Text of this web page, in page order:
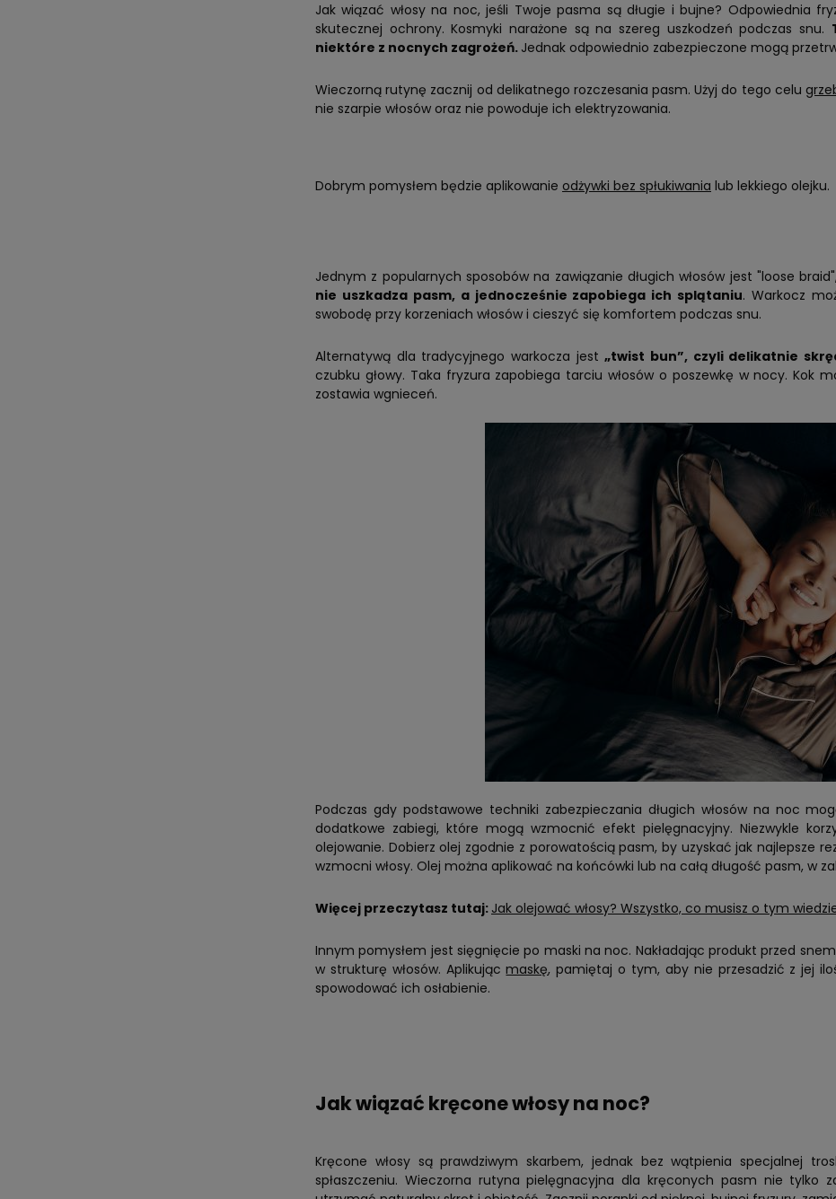
Jak wiązać włosy na noc, jeśli Twoje pasma są długie i bujne? Odpowiednia
skutecznej ochrony. Kosmyki narażone są na szereg uszkodzeń podczas snu.
niektóre z nocnych zagrożeń. Jednak odpowiednio zabezpieczone mogą
Wieczorną rutynę zacznij od delikatnego rozczesania pasm. Użyj do tego celu
nie szarpie włosów oraz nie powoduje ich elektryzowania.
Dobrym pomysłem będzie aplikowanie odżywki bez spłukiwania lub lekkiego olejku.
Jednym z popularnych sposobów na zawiązanie długich włosów jest "loose
nie uszkadza pasm, a jednocześnie zapobiega ich splątaniu. Warkocz
swobodę przy korzeniach włosów i cieszyć się komfortem podczas snu.
Alternatywą dla tradycyjnego warkocza jest„twist bun”, czyli delikatnie
czubku głowy. Taka fryzura zapobiega tarciu włosów o poszewkę w nocy. Kok
zostawia wgnieceń.
Podczas gdy podstawowe techniki zabezpieczania długich włosów na noc
dodatkowe zabiegi, które mogą wzmocnić efekt pielęgnacyjny. Niezwykle
olejowanie. Dobierz olej zgodnie z porowatością pasm, by uzyskać jak najlepsze
wzmocni włosy. Olej można aplikować na końcówki lub na całą długość pasm, w
Więcej przeczytasz tutaj: Jak olejować włosy? Wszystko, co musisz o tym
Innym pomysłem jest sięgnięcie po maski na noc. Nakładając produkt przed
w strukturę włosów. Aplikującmaskę, pamiętaj o tym, aby nie przesadzić z jej
spowodować ich osłabienie.
Jak wiązać kręcone włosy na noc?
Kręcone włosy są prawdziwym skarbem, jednak bez wątpienia specjalnej
spłaszczeniu. Wieczorna rutyna pielęgnacyjna dla kręconych pasm nie tylko